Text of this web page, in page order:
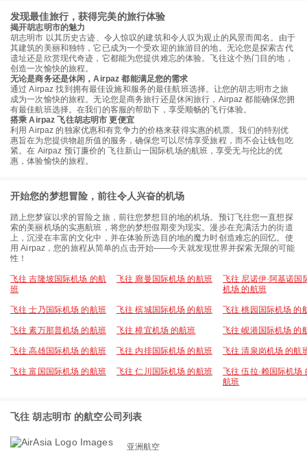
发现最佳旅行，获得完美的旅行体验
揭开胡志明市的魅力
胡志明市 以其历史古迹、令人惊叹的建筑和令人叹为观止的风景而闻名。由于
其建筑的美丽和独特，它已成为一个受欢迎的旅游目的地。无论您是探索古代
遗址还是欣赏现代奇迹，它都能为您提供难忘的体验。飞往这个热门目的地，
创造一次愉快的旅程。
无论是商务还是休闲，Airpaz 都能满足您的需求
通过 Airpaz 找到拥有最佳设施和服务的最佳航班选择。让您的胡志明市之旅
成为一次愉快的旅程。无论您是商务旅行还是休闲旅行，Airpaz 都能确保您拥
有最佳航班选择。在我们的客服的帮助下，享受顺畅的飞行体验。
搭乘 Airpaz 飞往胡志明市 更便宜
利用 Airpaz 的独家优惠和有竞争力的价格来获得实惠的机票。我们的特别优
惠旨在为您提供物超所值的服务，确保您可以尽情享受旅程，而不会让钱包吃
紧。在 Airpaz 预订廉价的 飞往新山一国际机场的航班，享受无与伦比的优
惠，体验愉快的旅程。
开始您的梦想冒险，前往令人兴奋的机场
踏上您梦寐以求的冒险之旅，前往您梦想目的地的机场。预订飞往您一直想探
索的美丽机场的实惠航班，将您的梦想假期变为现实。漫步在充满活力的街道
上，沉浸在丰富的文化中，并在体验所选目的地的魔力时创造难忘的回忆。使
用 Airpaz，您的旅程从简单的点击开始——今天就发现世界并探索无限的可能
性！
飞往 吉隆坡国际机场 的航
班
飞往 廊曼国际机场 的航班
飞往 尼诺伊·阿基诺国
机场 的航班
飞往 士乃国际机场 的航班 飞往 槟城国际机场 的航班 飞往 桃园国际机场 的
飞往 素万那普机场 的航班 飞往 樟宜机场 的航班 飞往 岘港国际机场 的
飞往 高雄国际机场 的航班 飞往 内排国际机场 的航班 飞往 清泉岗机场 的航
飞往 富国国际机场 的航班 飞往 仁川国际机场 的航班
飞往 伍拉·赖国际机场
航班
飞往 胡志明市 的航空公司列表
亚洲航空